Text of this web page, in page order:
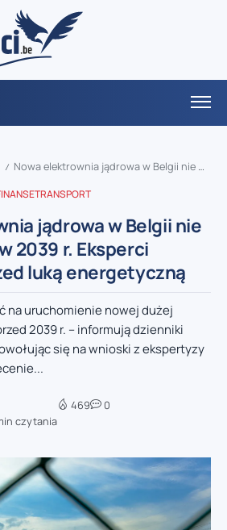
/ Nowa elektrownia jądrowa w Belgii nie wcześniej niż w 2039 r. Eksperci ostrzegają przed luką energetyczną
TRANSPORT
jądrowa w Belgii nie
2039 r. Eksperci
luką energetyczną
na uruchomienie nowej dużej
2039 r. – informują dzienniki
się na wnioski z ekspertyzy
czytania
469 0